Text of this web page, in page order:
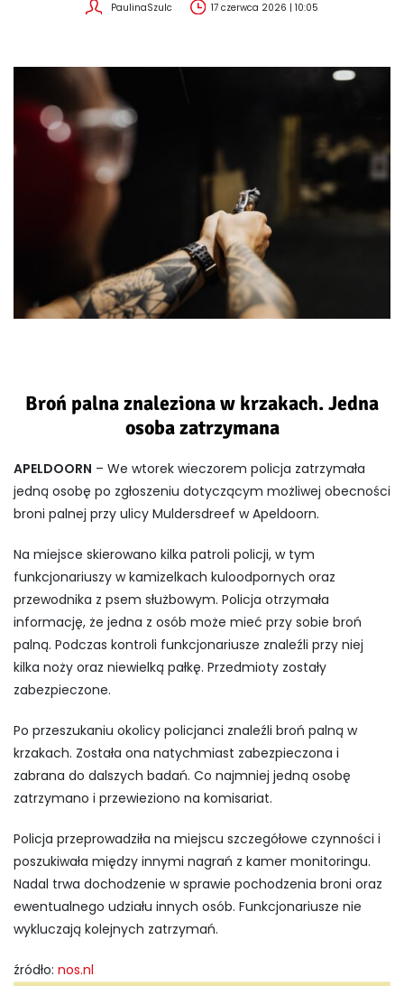
PaulinaSzulc 17 czerwca 2026 | 10:05
Broń palna znaleziona w krzakach. Jedna
osoba zatrzymana
APELDOORN – We wtorek wieczorem policja zatrzymała
jedną osobę po zgłoszeniu dotyczącym możliwej obecności
broni palnej przy ulicy Muldersdreef w Apeldoorn.
Na miejsce skierowano kilka patroli policji, w tym
funkcjonariuszy w kamizelkach kuloodpornych oraz
przewodnika z psem służbowym. Policja otrzymała
informację, że jedna z osób może mieć przy sobie broń
palną. Podczas kontroli funkcjonariusze znaleźli przy niej
kilka noży oraz niewielką pałkę. Przedmioty zostały
zabezpieczone.
Po przeszukaniu okolicy policjanci znaleźli broń palną w
krzakach. Została ona natychmiast zabezpieczona i
zabrana do dalszych badań. Co najmniej jedną osobę
zatrzymano i przewieziono na komisariat.
Policja przeprowadziła na miejscu szczegółowe czynności i
poszukiwała między innymi nagrań z kamer monitoringu.
Nadal trwa dochodzenie w sprawie pochodzenia broni oraz
ewentualnego udziału innych osób. Funkcjonariusze nie
wykluczają kolejnych zatrzymań.
źródło: nos.nl